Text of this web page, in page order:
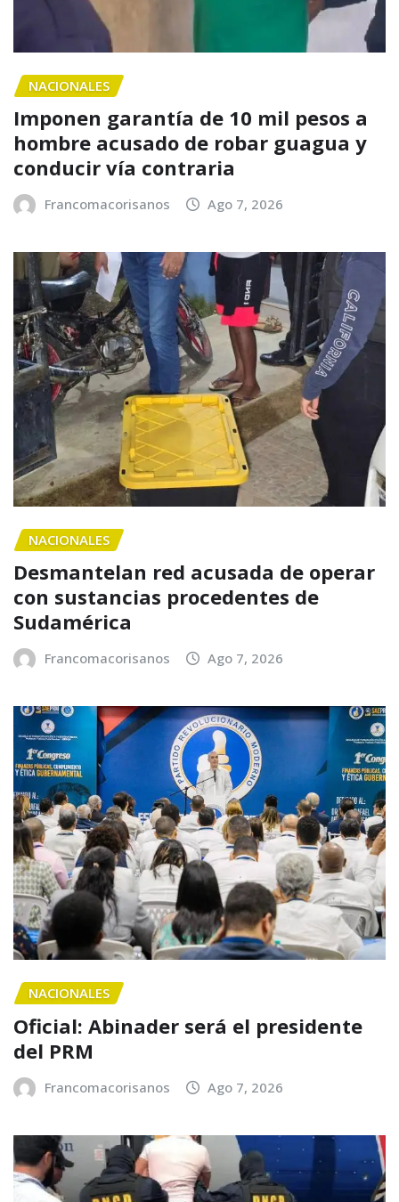
NACIONALES
Imponen garantía de 10 mil pesos a
hombre acusado de robar guagua y
conducir vía contraria
Francomacorisanos Ago 7, 2026
NACIONALES
Desmantelan red acusada de operar
con sustancias procedentes de
Sudamérica
Francomacorisanos Ago 7, 2026
NACIONALES
Oficial: Abinader será el presidente
del PRM
Francomacorisanos Ago 7, 2026